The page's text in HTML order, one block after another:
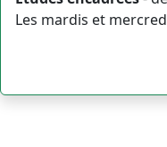
Les mardis et